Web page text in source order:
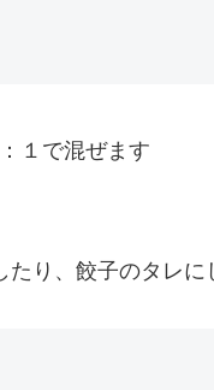
１で混ぜます
り、餃子のタレに